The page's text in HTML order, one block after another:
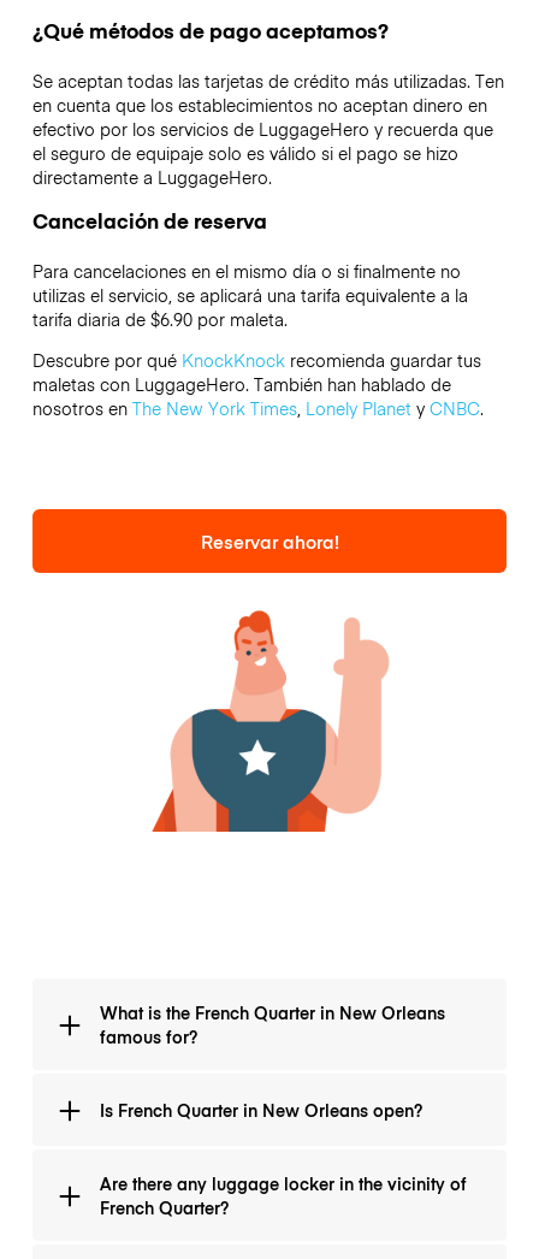
¿Qué métodos de pago aceptamos?
Se aceptan todas las tarjetas de crédito más utilizadas. Ten
en cuenta que los establecimientos no aceptan dinero en
efectivo por los servicios de LuggageHero y recuerda que
el seguro de equipaje solo es válido si el pago se hizo
directamente a LuggageHero.
Cancelación de reserva
Para cancelaciones en el mismo día o si finalmente no
utilizas el servicio, se aplicará una tarifa equivalente a la
tarifa diaria de $6.90 por maleta.
Descubre por qué KnockKnockrecomienda guardar tus
maletas con LuggageHero. También han hablado de
nosotros en The New York Times, Lonely Planety CNBC.
Reservar ahora!
What is the French Quarter in New Orleans
famous for?
French Quarter is known for its traditional-style
hotels, such as the Bourbon Orleans, Hotel
Is French Quarter in New Orleans open?
Yes! New Orleans is still available to visitors for both
business and pleasure.
Are there any luggage locker in the vicinity of
French Quarter?